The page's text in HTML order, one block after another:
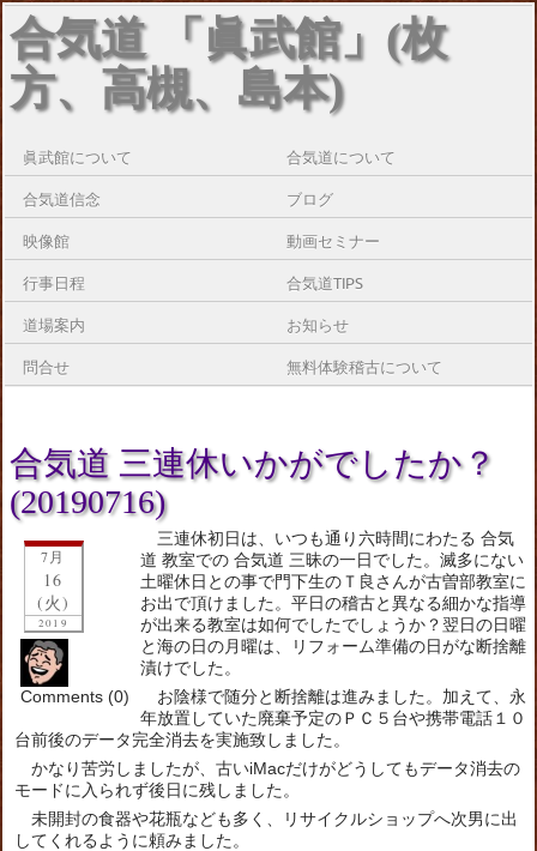
合気道 「眞武館」(枚
方、高槻、島本)
眞武館について 合気道について
合気道信念 ブログ
映像館 動画セミナー
行事日程 合気道TIPS
道場案内 お知らせ
問合せ 無料体験稽古について
合気道 三連休いかがでしたか？
(20190716)
7月
16
(火)
2019
Comments (0)
三連休初日は、いつも通り六時間にわたる 合気
道 教室での 合気道 三昧の一日でした。滅多にない
土曜休日との事で門下生のＴ良さんが古曽部教室に
お出で頂けました。平日の稽古と異なる細かな指導
が出来る教室は如何でしたでしょうか？翌日の日曜
と海の日の月曜は、リフォーム準備の日がな断捨離
漬けでした。
お陰様で随分と断捨離は進みました。加えて、永
年放置していた廃棄予定のＰＣ５台や携帯電話１０
台前後のデータ完全消去を実施致しました。
かなり苦労しましたが、古いiMacだけがどうしてもデータ消去の
モードに入られず後日に残しました。
未開封の食器や花瓶なども多く、リサイクルショップへ次男に出
してくれるように頼みました。